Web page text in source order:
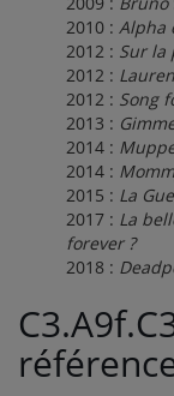
2010 : Alpha
2012 : Sur la
2012 :
2012 : Song
2013 :
2014 :
2014 :
2015 : La
2017 : La
forever ?
2018 :